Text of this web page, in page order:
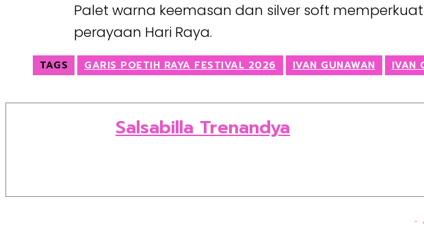
Palet warna keemasan dan silver soft
perayaan Hari Raya.
TAGS GARIS POETIH RAYA FESTIVAL 2026 IVAN GUNAWAN IVAN
Salsabilla Trenandya
-